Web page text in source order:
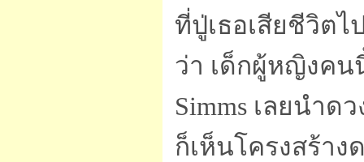
ที่ปู่เธอเสียชีวิต
ว่า เด็กผู้หญิงค
Simms เลยนำ
ก็เห็นโครงสร้า